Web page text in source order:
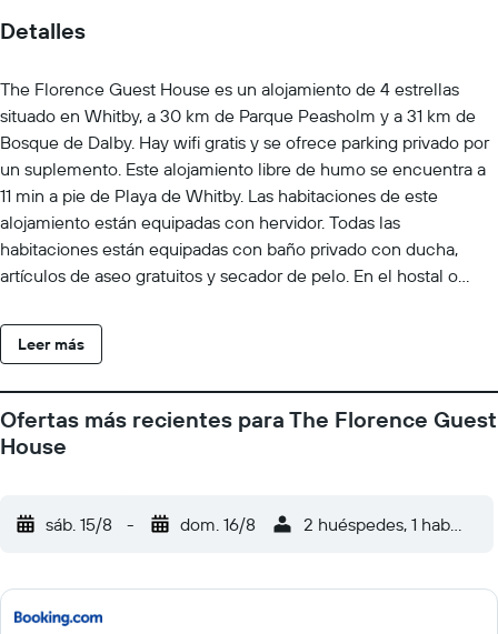
Detalles
The Florence Guest House es un alojamiento de 4 estrellas
situado en Whitby, a 30 km de Parque Peasholm y a 31 km de
Bosque de Dalby. Hay wifi gratis y se ofrece parking privado por
un suplemento. Este alojamiento libre de humo se encuentra a
11 min a pie de Playa de Whitby. Las habitaciones de este
alojamiento están equipadas con hervidor. Todas las
habitaciones están equipadas con baño privado con ducha,
artículos de aseo gratuitos y secador de pelo. En el hostal o
plana con canales vía satélite. En el alojamiento se puede
disfrutar de un desayuno inglés/irlandés completo, vegetariano
Parque temático Flamingo Land está a 40 km. El aeropuerto
(Aeropuerto internacional de Teesside) está a 69 km.
Leer más
Ofertas más recientes para The Florence Guest
House
sáb. 15/8 - dom. 16/8 2 huéspedes, 1